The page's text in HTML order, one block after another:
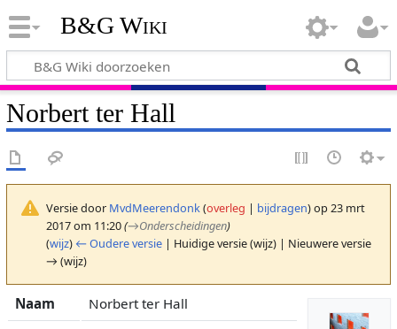
B&G Wiki
Norbert ter Hall
Versie door MvdMeerendonk(overleg | bijdragen)op 23 mrt
2017 om 11:20(→Onderscheidingen)
(wijz) ← Oudere versie| Huidige versie (wijz) | Nieuwere versie
→ (wijz)
Naam Norbert ter Hall